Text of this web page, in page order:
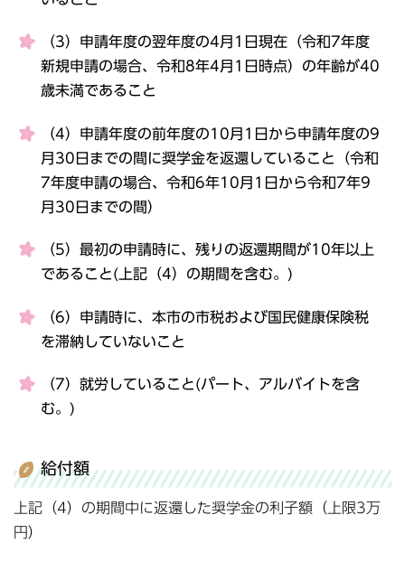
（3）申請年度の翌年度の4月1日現在（令和7年度
新規申請の場合、令和8年4月1日時点）の年齢が40
歳未満であること
（4）申請年度の前年度の10月1日から申請年度の9
月30日までの間に奨学金を返還していること（令和
7年度申請の場合、令和6年10月1日から令和7年9
月30日までの間）
（5）最初の申請時に、残りの返還期間が10年以上
であること(上記（4）の期間を含む。)
（6）申請時に、本市の市税および国民健康保険税
を滞納していないこと
（7）就労していること(パート、アルバイトを含
む。)
給付額
上記（4）の期間中に返還した奨学金の利子額（上限3万
円）